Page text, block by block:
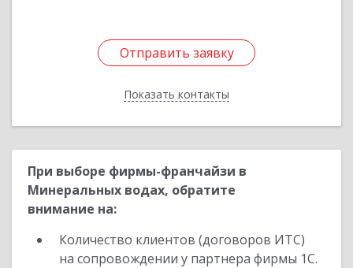
Отправить заявку
Показать контакты
Отправить заявку
Назад
При выборе фирмы-франчайзи в
Минеральных водах, обратите
внимание на:
Количество клиентов (договоров ИТС)
на сопровождении у партнера фирмы 1С.